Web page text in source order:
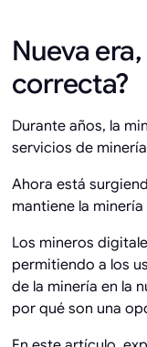
Nueva
correcta?
Durante años, la
servicios de
Ahora está
mantiene la
Los mineros
permitiendo a los
de la minería en la
por qué son una